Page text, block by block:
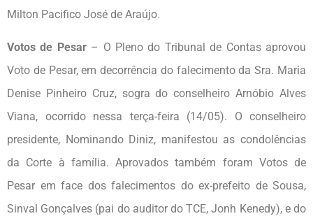
Milton Pacifico José de Araújo.
Votos de Pesar– O Pleno do Tribunal de Contas aprovou
Voto de Pesar, em decorrência do falecimento da Sra. Maria
Denise Pinheiro Cruz, sogra do conselheiro Arnóbio Alves
Viana, ocorrido nessa terça-feira (14/05). O conselheiro
presidente, Nominando Diniz, manifestou as condolências
da Corte à família. Aprovados também foram Votos de
Pesar em face dos falecimentos do ex-prefeito de Sousa,
Sinval Gonçalves (pai do auditor do TCE, Jonh Kenedy), e do